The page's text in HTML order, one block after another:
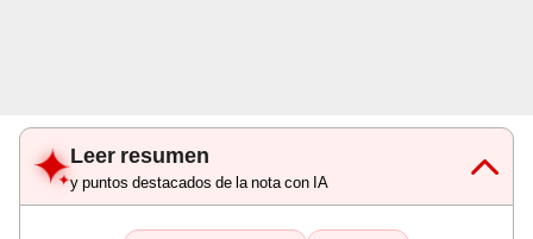
Leer resumen
y puntos destacados de la nota con IA